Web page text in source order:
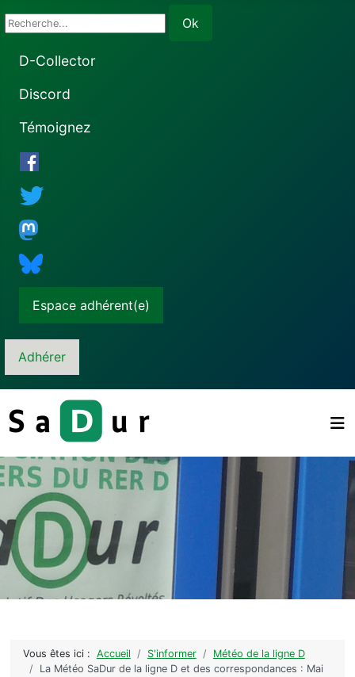
Rechercher
Ok
D-Collector
Discord
Témoignez
Espace adhérent(e)
Adhérer
Vous êtes ici : Accueil S'informer
Météo de la ligne D
La Météo SaDur de la ligne D et des correspondances : Mai